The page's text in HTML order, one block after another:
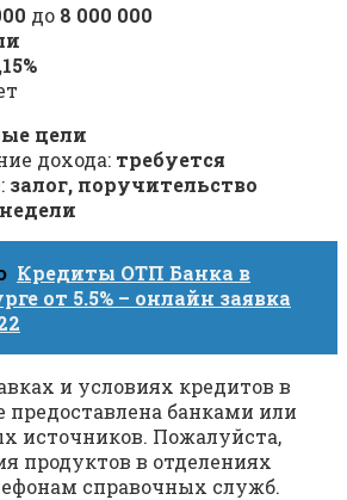
до 8 000 000
цели
дохода: требуется
залог, поручительство
Кредиты ОТП Банка в
от 5.5% – онлайн заявка
и условиях кредитов в
предоставлена банками или
источников. Пожалуйста,
продуктов в отделениях
справочных служб.